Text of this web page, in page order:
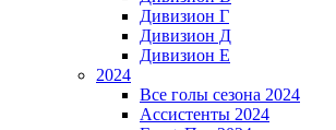
Дивизион Г
Дивизион Д
Дивизион Е
2024
Все голы сезона 2024
Ассистенты 2024